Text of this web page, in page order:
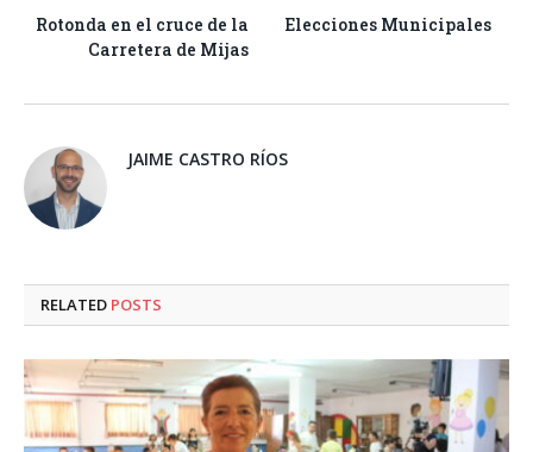
Rotonda en el cruce de la
Carretera de Mijas
Elecciones Municipales
JAIME CASTRO RÍOS
RELATED POSTS